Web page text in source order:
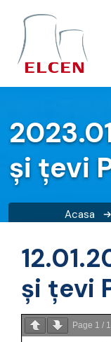
și țevi
Acasa
și țevi
Page 1 / 1